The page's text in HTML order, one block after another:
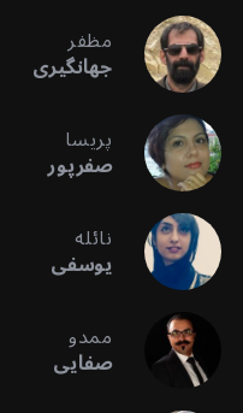
مظفر
جهانگیری
پریسا
صفرپور
نائله
یوسفی
ممدو
صفایی